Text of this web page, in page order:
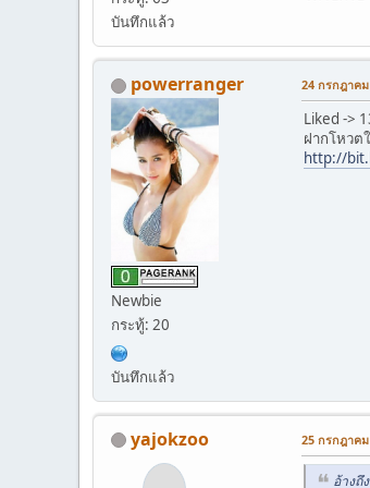
บันทึกแล้ว
powerranger
Newbie
กระทู้: 20
บันทึกแล้ว
24 กรกฎาคม
Liked ->
ฝากโหวต
http://
yajokzoo 25 กรกฎาคม
อ้างถึ